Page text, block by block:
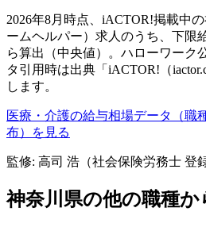
2026年8月時点、iACTOR!掲載中
ームヘルパー）求人のうち、下限
ら算出（中央値）。ハローワーク
タ引用時は出典「iACTOR!（
します。
医療・介護の給与相場データ（職
布）を見る
監修: 高司 浩（社会保険労務士 登
神奈川県の他の職種か